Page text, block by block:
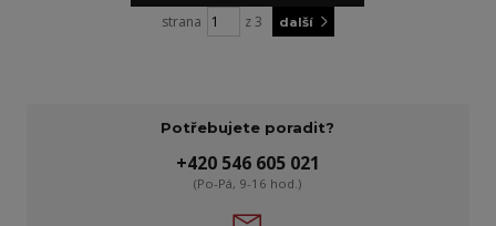
strana z 3 další
Potřebujete poradit?
+420 546 605 021
(Po-Pá, 9-16 hod.)